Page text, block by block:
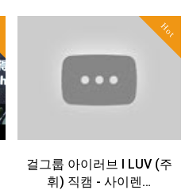
Hot
걸그룹 아이러브 I LUV (주
휘) 직캠 - 사이렌…